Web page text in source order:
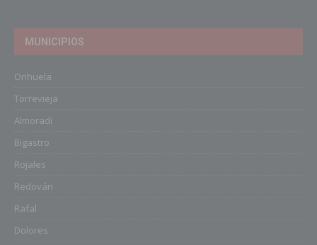
MUNICIPIOS
Orihuela
Torrevieja
Almoradí
Bigastro
Rojales
Redován
Rafal
Dolores